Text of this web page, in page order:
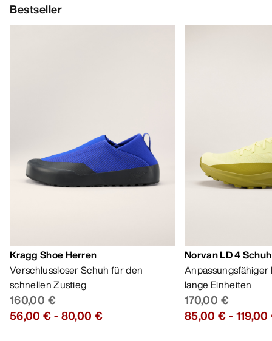
Bestseller
Kragg Shoe Herren
Verschlussloser Schuh für den
schnellen Zustieg
160,00 €
56,00 €- 80,00 €
Norvan LD 4
lange Einheiten
170,00 €
85,00 €-